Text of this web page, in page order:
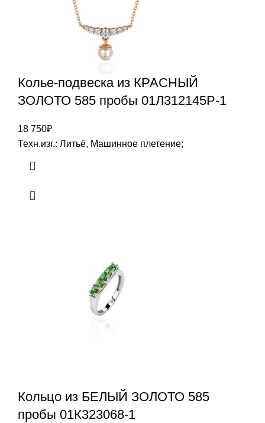
Колье-подвеска из КРАСНЫЙ
ЗОЛОТО 585 пробы 01Л312145Р-1
18 750₽
Техн.изг.: Литьё, Машинное плетение;
Кольцо из БЕЛЫЙ ЗОЛОТО 585
пробы 01К323068-1